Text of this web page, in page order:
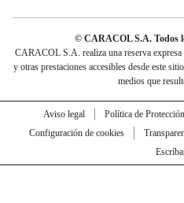
© CARACOL S.A. Todos
CARACOL S.A. realiza una reserva
y otras prestaciones accesibles desde este
medios que
Aviso legal Política de
Configuración de cookies